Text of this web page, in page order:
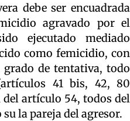
debe ser encuadrada
agravado por el
ejecutado mediado
como femicidio, con
grado de tentativa, todo
41 bis, 42, 80
del artículo 54, todos del
la pareja del agresor.